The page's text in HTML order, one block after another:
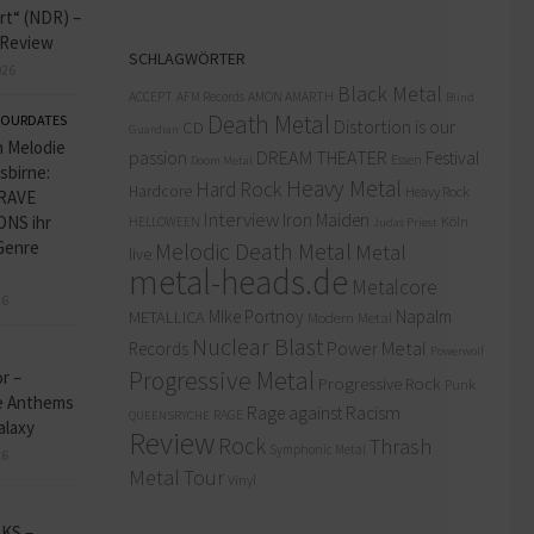
SCHLAGWÖRTER
ACCEPT AFM Records AMON AMARTH Black Metal
Blind
CD Death Metal Distortion is our
passion
Doom Metal DREAM THEATER Festival
Hardcore Hard Rock Heavy Metal Heavy Rock
HELLOWEEN Interview Iron Maiden Judas Priest Köln
live Melodic Death Metal Metal
metal-heads.de Metalcore
METALLICA MIke Portnoy Modern Metal
Napalm
Records Nuclear Blast Power Metal Powerwolf
Progressive Metal Progressive Rock Punk
Rage against Racism
Review Rock Symphonic Metal
Thrash
Metal Tour
(NDR) –
Melodie
ihr
–
Anthems